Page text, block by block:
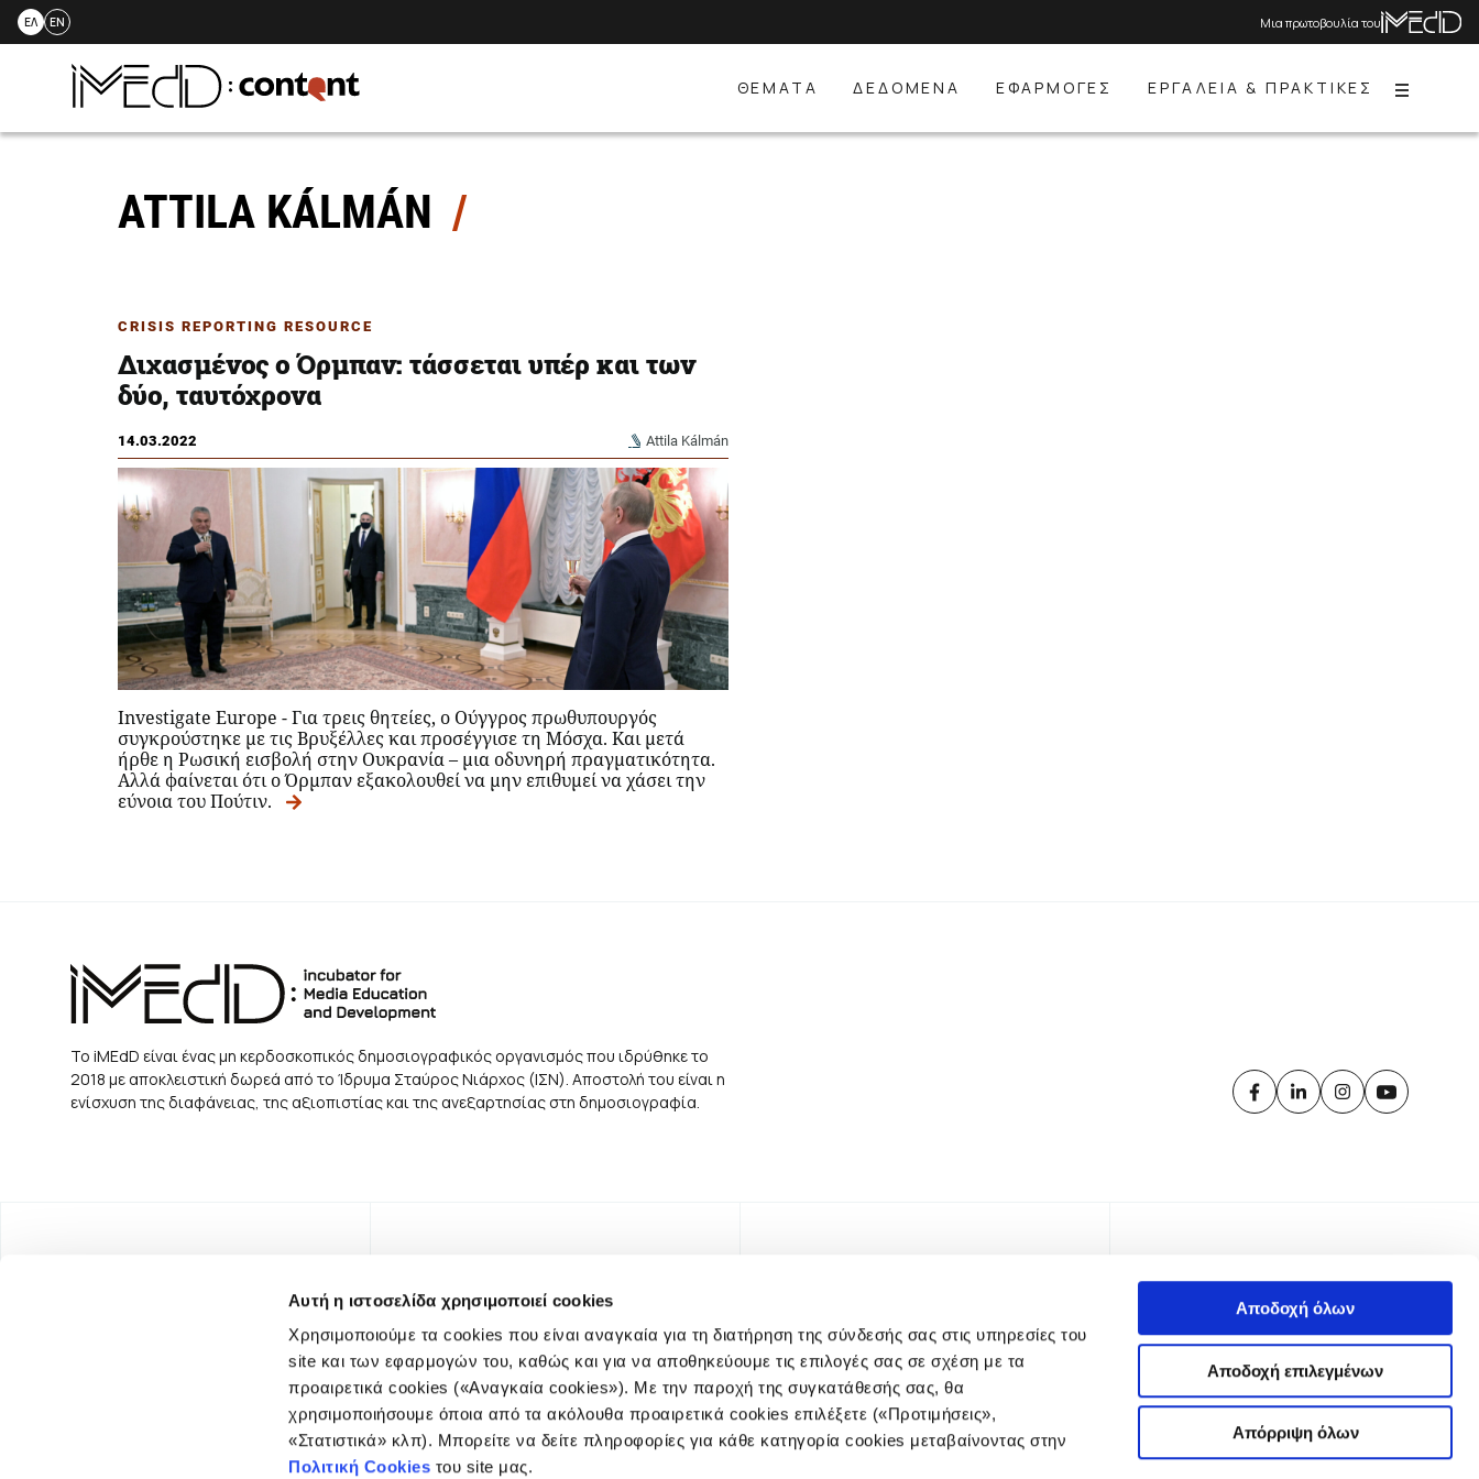
Αυτή η ιστοσελίδα χρησιμοποιεί cookies
Χρησιμοποιούμε τα cookies που είναι αναγκαία για τη διατήρηση της σύνδεσής σας στις υπηρεσίες του
site και των εφαρμογών του, καθώς και για να αποθηκεύουμε τις επιλογές σας σε σχέση με τα
προαιρετικά cookies («Αναγκαία cookies»). Με την παροχή της συγκατάθεσής σας, θα
χρησιμοποιήσουμε όποια από τα ακόλουθα προαιρετικά cookies επιλέξετε («Προτιμήσεις»,
«Στατιστικά» κλπ). Μπορείτε να δείτε πληροφορίες για κάθε κατηγορία cookies μεταβαίνοντας στην
Πολιτική Cookies του site μας.
Αποδοχή όλων
Αποδοχή επιλεγμένων
Απόρριψη όλων
Skip
ΕΛ EN Μια πρωτοβουλία του
ΘΕΜΑΤΑ ΔΕΔΟΜΕΝΑ ΕΦΑΡΜΟΓΕΣ ΕΡΓΑΛΕΙΑ & ΠΡΑΚΤΙΚΕΣ Menu
ATTILA KÁLMÁN
CRISIS REPORTING RESOURCE
Διχασμένος ο Όρμπαν: τάσσεται υπέρ και των
δύο, ταυτόχρονα
14.03.2022 Attila Kálmán
Investigate Europe - Για τρεις θητείες, ο Ούγγρος πρωθυπουργός
συγκρούστηκε με τις Βρυξέλλες και προσέγγισε τη Μόσχα. Και μετά
ήρθε η Ρωσική εισβολή στην Ουκρανία – μια οδυνηρή πραγματικότητα.
Αλλά φαίνεται ότι ο Όρμπαν εξακολουθεί να μην επιθυμεί να χάσει την
εύνοια του Πούτιν.
Το iMEdD είναι ένας μη κερδοσκοπικός δημοσιογραφικός οργανισμός που ιδρύθηκε το
2018 με αποκλειστική δωρεά από το Ίδρυμα Σταύρος Νιάρχος (ΙΣΝ). Αποστολή του είναι η
ενίσχυση της διαφάνειας, της αξιοπιστίας και της ανεξαρτησίας στη δημοσιογραφία.